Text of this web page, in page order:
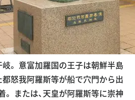
。 意富加羅国の王子は朝鮮半島
都怒我阿羅斯等が船で穴門から出
または、天皇が阿羅斯等に崇神